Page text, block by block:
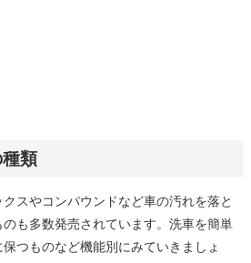
類
スやコンパウンドなど車の汚れを落と
も多数発売されています。洗車を簡単
つものなど機能別にみていきましょ